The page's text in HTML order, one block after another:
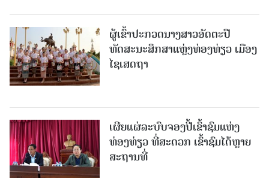
ຜູ້ເຂົ້າປະກວດນາງສາວອັດຕະປື
ທັດສະນະສຶກສາແຫຼ່ງທ່ອງທ່ຽວ ເມືອງ
ໄຊເສດຖາ
ເຜີຍແຜ່ລະບົບຈອງປີ້ເຂົ້າຊົມແຫ່ງ
ທ່ອງທ່ຽວ ທີ່ສະດວກ ເຂົ້າຊົມໄດ້ຫຼາຍ
ສະຖານທີ່